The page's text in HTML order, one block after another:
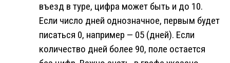
въезд в туре, цифра может быть и до 10.
Если число дней однозначное, первым будет
писаться 0, например — 05 (дней). Если
количество дней более 90, поле остается